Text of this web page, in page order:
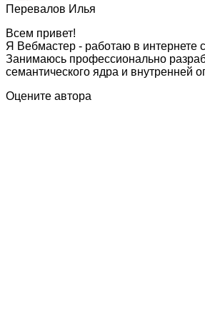
Перевалов Илья
Всем привет!
Я Вебмастер - работаю в интернете
Занимаюсь профессионально
семантического ядра и внутренней
Оцените автора